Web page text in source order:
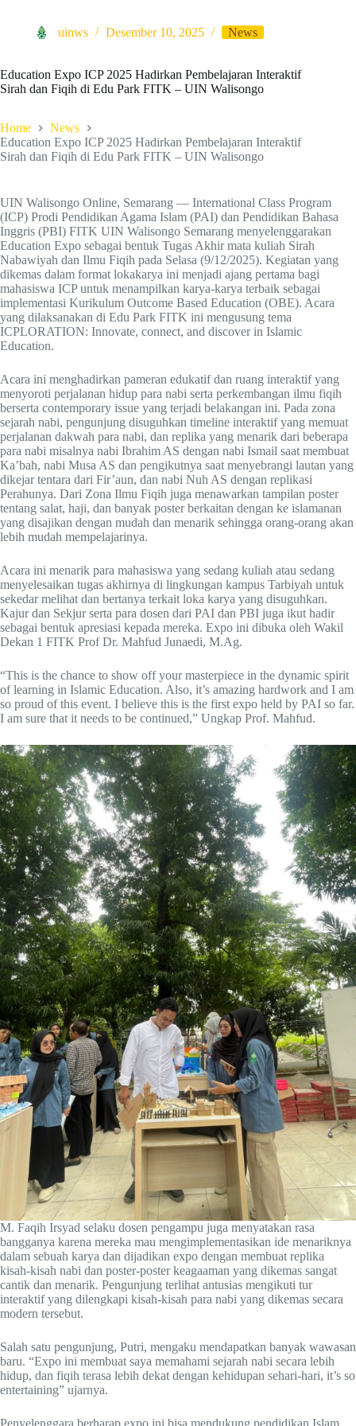
uinws Desember 10, 2025 News
Education Expo ICP 2025 Hadirkan Pembelajaran Interaktif
Sirah dan Fiqih di Edu Park FITK – UIN Walisongo
Home
News
Education Expo ICP 2025 Hadirkan Pembelajaran Interaktif
Sirah dan Fiqih di Edu Park FITK – UIN Walisongo
UIN Walisongo Online, Semarang — International Class Program
(ICP) Prodi Pendidikan Agama Islam (PAI) dan Pendidikan Bahasa
Inggris (PBI) FITK UIN Walisongo Semarang menyelenggarakan
Education Expo sebagai bentuk Tugas Akhir mata kuliah Sirah
Nabawiyah dan Ilmu Fiqih pada Selasa (9/12/2025). Kegiatan yang
dikemas dalam format lokakarya ini menjadi ajang pertama bagi
mahasiswa ICP untuk menampilkan karya-karya terbaik sebagai
implementasi Kurikulum Outcome Based Education (OBE). Acara
yang dilaksanakan di Edu Park FITK ini mengusung tema
ICPLORATION: Innovate, connect, and discover in Islamic
Education.
Acara ini menghadirkan pameran edukatif dan ruang interaktif yang
menyoroti perjalanan hidup para nabi serta perkembangan ilmu fiqih
berserta contemporary issue yang terjadi belakangan ini. Pada zona
sejarah nabi, pengunjung disuguhkan timeline interaktif yang memuat
perjalanan dakwah para nabi, dan replika yang menarik dari beberapa
para nabi misalnya nabi Ibrahim AS dengan nabi Ismail saat membuat
Ka’bah, nabi Musa AS dan pengikutnya saat menyebrangi lautan yang
dikejar tentara dari Fir’aun, dan nabi Nuh AS dengan replikasi
Perahunya. Dari Zona Ilmu Fiqih juga menawarkan tampilan poster
tentang salat, haji, dan banyak poster berkaitan dengan ke islamanan
yang disajikan dengan mudah dan menarik sehingga orang-orang akan
lebih mudah mempelajarinya.
Acara ini menarik para mahasiswa yang sedang kuliah atau sedang
menyelesaikan tugas akhirnya di lingkungan kampus Tarbiyah untuk
sekedar melihat dan bertanya terkait loka karya yang disuguhkan.
Kajur dan Sekjur serta para dosen dari PAI dan PBI juga ikut hadir
sebagai bentuk apresiasi kepada mereka. Expo ini dibuka oleh Wakil
Dekan 1 FITK Prof Dr. Mahfud Junaedi, M.Ag.
“This is the chance to show off your masterpiece in the dynamic spirit
of learning in Islamic Education. Also, it’s amazing hardwork and I am
so proud of this event. I believe this is the first expo held by PAI so far.
I am sure that it needs to be continued,” Ungkap Prof. Mahfud.
M. Faqih Irsyad selaku dosen pengampu juga menyatakan rasa
bangganya karena mereka mau mengimplementasikan ide menariknya
dalam sebuah karya dan dijadikan expo dengan membuat replika
kisah-kisah nabi dan poster-poster keagaaman yang dikemas sangat
cantik dan menarik. Pengunjung terlihat antusias mengikuti tur
interaktif yang dilengkapi kisah-kisah para nabi yang dikemas secara
modern tersebut.
Salah satu pengunjung, Putri, mengaku mendapatkan banyak wawasan
baru. “Expo ini membuat saya memahami sejarah nabi secara lebih
hidup, dan fiqih terasa lebih dekat dengan kehidupan sehari-hari, it’s so
entertaining” ujarnya.
Penyelenggara berharap expo ini bisa mendukung pendidikan Islam